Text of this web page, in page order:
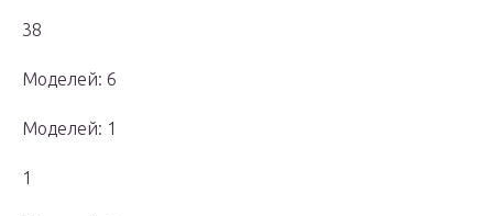
38
Моделей: 6
Моделей: 1
1